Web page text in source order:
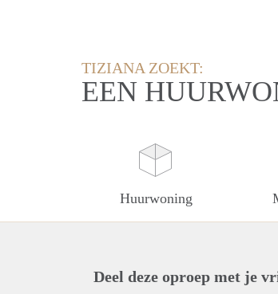
TIZIANA ZOEKT:
EEN
Huurwoning
Deel deze oproep met je